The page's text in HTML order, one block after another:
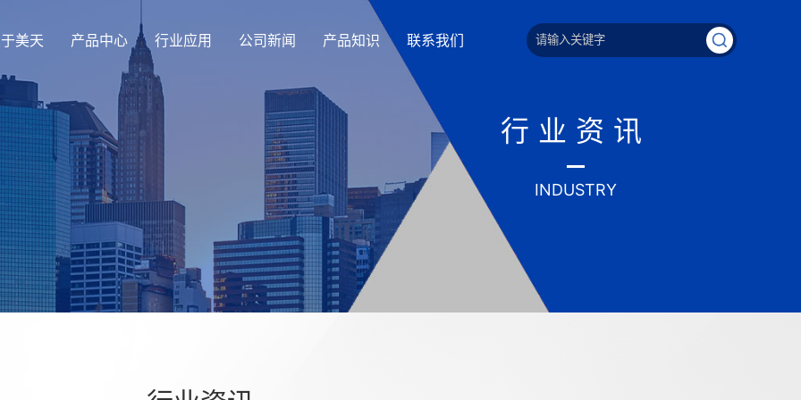
美天 产品中心 行业应用 公司新闻 产品知识 联系我们
行业资讯
INDUSTRY